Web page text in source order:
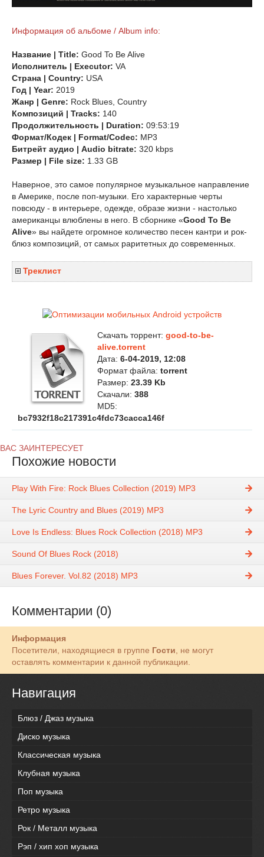
Информация об альбоме / Album info:
Название | Title: Good To Be Alive
Исполнитель | Executor: VA
Страна | Country: USA
Год | Year: 2019
Жанр | Genre: Rock Blues, Country
Композиций | Tracks: 140
Продолжительность | Duration: 09:53:19
Формат/Кодек | Format/Codec: MP3
Битрейт аудио | Audio bitrate: 320 kbps
Размер | File size: 1.33 GB
Наверное, это самое популярное музыкальное направление
в Америке, после поп-музыки. Его характерные черты
повсюду - в интерьере, одежде, образе жизни - настолько
американцы влюблены в него. В сборнике «Good To Be
Alive» вы найдете огромное количество песен кантри и рок-
блюз композиций, от самых раритетных до современных.
Треклист
Скачать торрент: good-to-be-
alive.torrent
Дата: 6-04-2019, 12:08
Формат файла: torrent
Размер: 23.39 Kb
Скачали: 388
MD5:
bc7932f18c217391c4fdc73cacca146f
ВАС ЗАИНТЕРЕСУЕТ
Похожие новости
Play With Fire: Rock Blues Collection (2019) MP3
The Lyric Country and Blues (2019) MP3
Love Is Endless: Blues Rock Collection (2018) MP3
Sound Of Blues Rock (2018)
Blues Forever. Vol.82 (2018) MP3
Комментарии (0)
Информация
Посетители, находящиеся в группе Гости, не могут
оставлять комментарии к данной публикации.
Навигация
Блюз / Джаз музыка
Диско музыка
Классическая музыка
Клубная музыка
Поп музыка
Ретро музыка
Рок / Металл музыка
Рэп / хип хоп музыка